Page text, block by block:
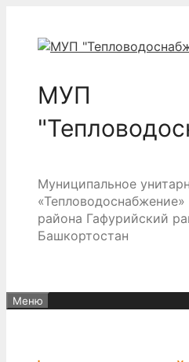
содержимому
МУП
Муниципальное
района Гафурийский
Башкортостан
Меню